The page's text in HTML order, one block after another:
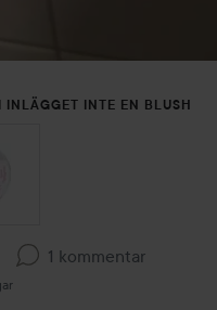
INLÄGGET INTE EN BLUSH
1 kommentar